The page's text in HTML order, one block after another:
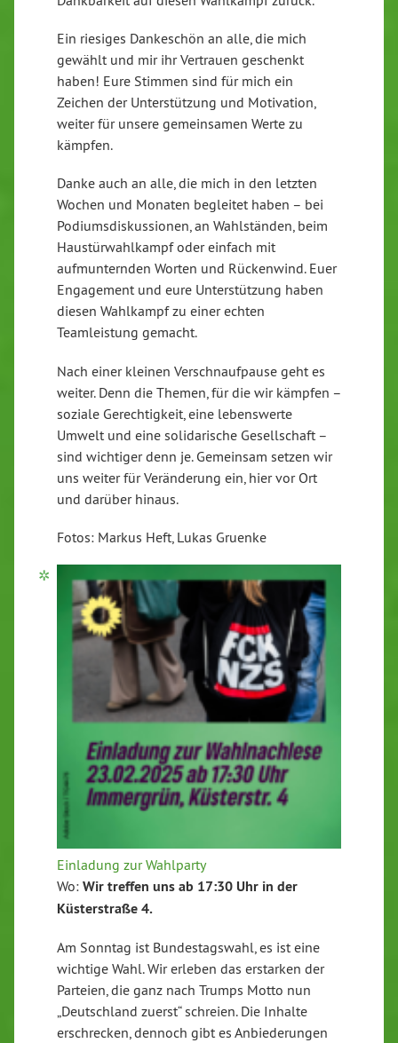
Ein riesiges Dankeschön an alle, die mich
gewählt und mir ihr Vertrauen geschenkt
haben! Eure Stimmen sind für mich ein
Zeichen der Unterstützung und Motivation,
weiter für unsere gemeinsamen Werte zu
kämpfen.
Danke auch an alle, die mich in den letzten
Wochen und Monaten begleitet haben – bei
Podiumsdiskussionen, an Wahlständen, beim
Haustürwahlkampf oder einfach mit
aufmunternden Worten und Rückenwind. Euer
Engagement und eure Unterstützung haben
diesen Wahlkampf zu einer echten
Teamleistung gemacht.
Nach einer kleinen Verschnaufpause geht es
weiter. Denn die Themen, für die wir kämpfen –
soziale Gerechtigkeit, eine lebenswerte
Umwelt und eine solidarische Gesellschaft –
sind wichtiger denn je. Gemeinsam setzen wir
uns weiter für Veränderung ein, hier vor Ort
und darüber hinaus.
Fotos: Markus Heft, Lukas Gruenke
Einladung zur Wahlparty
Wo: Wir treffen uns ab 17:30 Uhr in der
Küsterstraße 4.
Am Sonntag ist Bundestagswahl, es ist eine
wichtige Wahl. Wir erleben das erstarken der
Parteien, die ganz nach Trumps Motto nun
„Deutschland zuerst“ schreien. Die Inhalte
erschrecken, dennoch gibt es Anbiederungen